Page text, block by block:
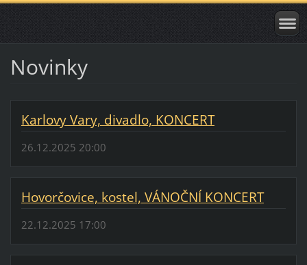
Novinky
Karlovy Vary, divadlo, KONCERT
26.12.2025 20:00
Hovorčovice, kostel, VÁNOČNÍ KONCERT
22.12.2025 17:00